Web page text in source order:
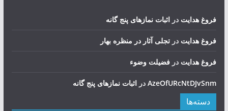
فروغ هدایت در اثبات نمازهای پنج گانه
فروغ هدایت در تجلی آثار در منظره بهار
فروغ هدایت در فضيلت وضوء
AzeOfURcNtDJvSnmدر اثبات نمازهای پنج گانه
دسته‌ها